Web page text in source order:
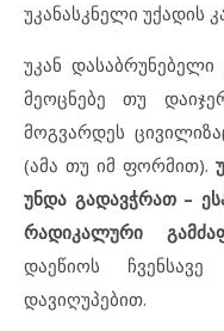
უკანასკნელი უქადის
უკან
მეოცნებე თუ
მოგვარდეს
(ამა თუ იმ ფორმით).
უნდა გადავჭრათ –
რადიკალური
დაეწიოს ჩვენსავე
დავიღუპებით.